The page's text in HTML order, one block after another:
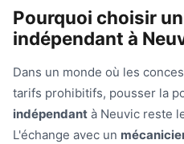
Pourquoi choisir
indépendant à
Dans un monde où les
tarifs prohibitifs, pousser la
indépendant à Neuvic reste
L'échange avec un